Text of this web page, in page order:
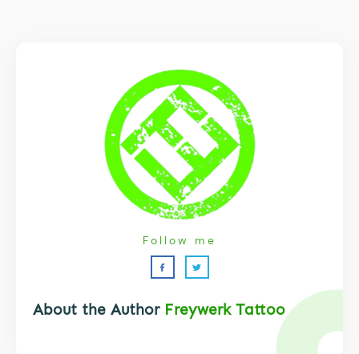
About the Author Freywerk Tattoo
Follow me